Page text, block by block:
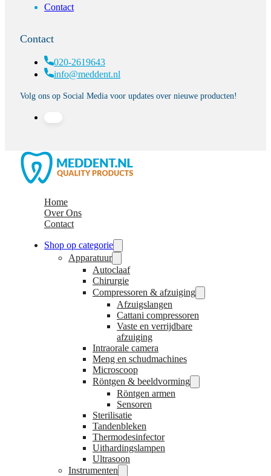
Contact
Contact
020-2619643
info@meddent.nl
Volg ons op Social Media voor updates over nieuwe producten!
Home
Over Ons
Contact
Shop op categorie
Apparatuur
Autoclaaf
Chirurgie
Compressoren & afzuiging
Afzuigslangen
Cattani compressoren
Vaste en verrijdbare
afzuiging
Intraorale camera
Meng en schudmachines
Microscoop
Röntgen & beeldvorming
Röntgen armen
Sensoren
Sterilisatie
Tandenbleken
Thermodesinfector
Uithardingslampen
Ultrasoon
Instrumenten